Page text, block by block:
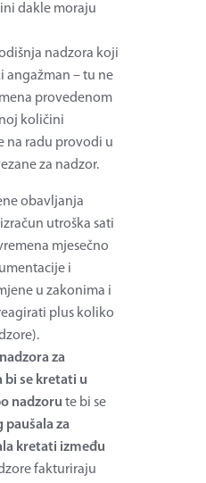
dakle moraju
nadzora koji
angažman – tu ne
provedenom
količini
na radu provodi u
za nadzor.
obavljanja
utroška sati
mjesečno
i
u zakonima i
plus koliko
za
bi se kretati u
nadzoru te bi se
paušala za
kretati između
fakturiraju